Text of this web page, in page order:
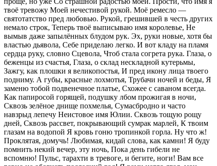
твоё тревожу Моей нечестивой рукой. Моё ремесло —
святотатство пред любовью. Рукой, грешившей в честь других
немало строк, Теперь твоё выписываю имя королевье, Не
вымыв даже запылённых блудом рук. Эх, руки новые, хотя бы
властью дьявола, Себе приделаю легко. И вот кладу на пламя
сердца руку, словно Сцевола, Чтоб стала согрета рука. Глаза, о
беженцы из счастья, Глаза, о склад нескладной кутерьмы,
Зажгу, как плошки я великопостья, И пред икону лица твоего
подниму. А губы, красные лохмотья, Трубачи ночей и беды, Я
заменю тобой подвенечное платье, Схожее с саваном всегда.
Как папиросой горящей, подушку лбом прожигая в ночи,
Сквозь зелёное днище похмелья, Сумасбродно и часто
навзрыд лепечу Неистовое имя Юлии. Сквозь тощую рощу
дней, Сквозь рассвет, покрывающий сумрак марлей, К твоим
глазам на водопой Я кровь гоню тропинкой горла. Ну что ж!
Проклятая, домучь! Любимая, кидай слова, как камни! Я буду
помнить некий вечер, эту ночь, Пока день гибели не
вспомню! Пульс, тарахти в тревоге, и бегите, ноги! Вам все